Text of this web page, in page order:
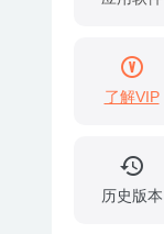
了解VIP
历史版本